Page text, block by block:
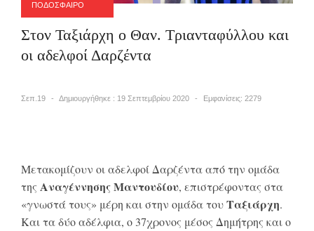
ΠΟΔΟΣΦΑΙΡΟ
Στον Ταξιάρχη ο Θαν. Τριανταφύλλου και
οι αδελφοί Δαρζέντα
Σεπ.19 Δημιουργήθηκε : 19 Σεπτεμβρίου 2020 Εμφανίσεις: 2279
Μετακομίζουν οι αδελφοί Δαρζέντα από την ομάδα
της Αναγέννησης Μαντουδίου, επιστρέφοντας στα
«γνωστά τους» μέρη και στην ομάδα τουΤαξιάρχη.
Και τα δύο αδέλφια, ο 37χρονος μέσος Δημήτρης και ο